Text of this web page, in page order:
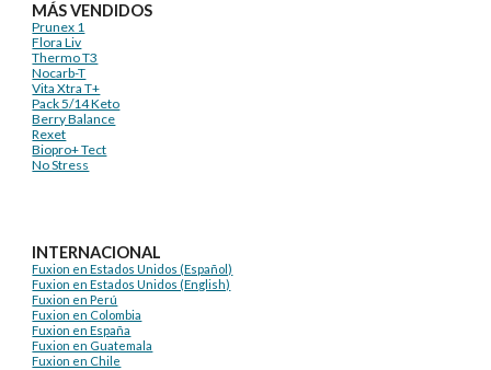
MÁS VENDIDOS
Prunex 1
Flora Liv
Thermo T3
Nocarb-T
Vita Xtra T+
Pack 5/14 Keto
Berry Balance
Rexet
Biopro+ Tect
No Stress
INTERNACIONAL
Fuxion en Estados Unidos (Español)
Fuxion en Estados Unidos (English)
Fuxion en Perú
Fuxion en Colombia
Fuxion en España
Fuxion en Guatemala
Fuxion en Chile